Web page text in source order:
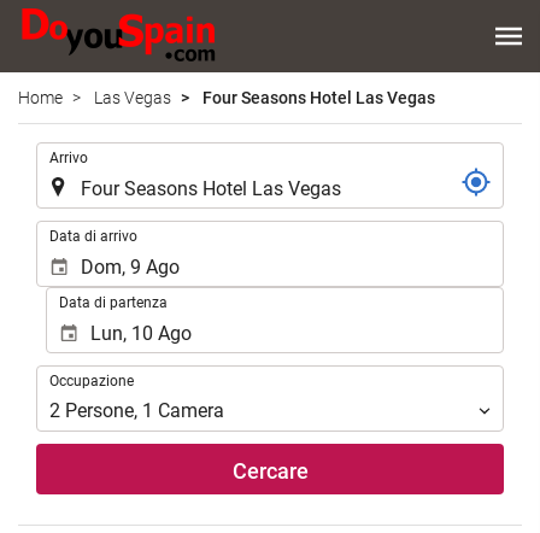
Home Las Vegas Four Seasons Hotel Las Vegas
Arrivo
Data di arrivo
Data di partenza
Occupazione
Occupazione
2 Persone, 1 Camera
Cercare